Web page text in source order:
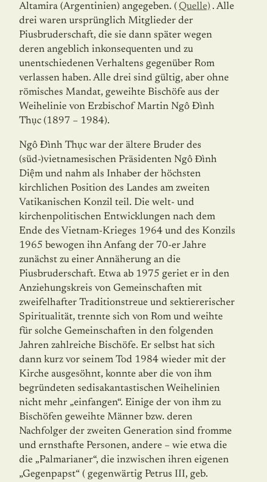
Altamira (Argentinien) angegeben. ( Quelle) . Alle
drei waren ursprünglich Mitglieder der
Piusbruderschaft, die sie dann später wegen
deren angeblich inkonsequenten und zu
unentschiedenen Verhaltens gegenüber Rom
verlassen haben. Alle drei sind gültig, aber ohne
römisches Mandat, geweihte Bischöfe aus der
Weihelinie von Erzbischof Martin Ngô Ðình
Thục (1897 – 1984).
Ngô Ðình Thục war der ältere Bruder des
(süd-)vietnamesischen Präsidenten Ngô Đình
Diệm und nahm als Inhaber der höchsten
kirchlichen Position des Landes am zweiten
Vatikanischen Konzil teil. Die welt- und
kirchenpolitischen Entwicklungen nach dem
Ende des Vietnam-Krieges 1964 und des Konzils
1965 bewogen ihn Anfang der 70-er Jahre
zunächst zu einer Annäherung an die
Piusbruderschaft. Etwa ab 1975 geriet er in den
Anziehungskreis von Gemeinschaften mit
zweifelhafter Traditionstreue und sektie­rerischer
Spiritualität, trennte sich von Rom und weihte
für solche Gemeinschaften in den folgenden
Jahren zahlreiche Bischöfe. Er selbst hat sich
dann kurz vor seinem Tod 1984 wieder mit der
Kirche ausgesöhnt, konnte aber die von ihm
begründeten sedis­akantastischen Weihelinien
nicht mehr „einfangen“. Einige der von ihm zu
Bischöfen geweihte Männer bzw. deren
Nachfolger der zweiten Generation sind fromme
und ernsthafte Personen, andere – wie etwa die
die „Palmarianer“, die inzwischen ihren eigenen
„Gegenpapst“ ( gegenwärtig Petrus III, geb.